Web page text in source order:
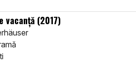
vacanță (2017)